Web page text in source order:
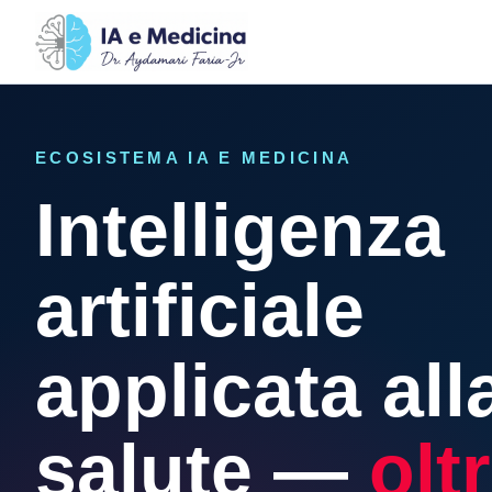
ECOSISTEMA IA E MEDICINA
Intelligenza
artificiale
applicata
salute —